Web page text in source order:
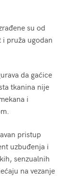
su od
i pruža ugodan
da gaćice
tkanina nije
i
pristup
uzbuđenja i
senzualnih
na vezanje